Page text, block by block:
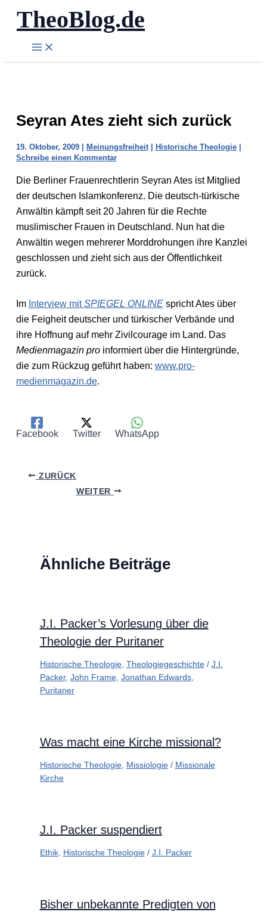
Zum
Inhalt
springen
TheoBlog.de
Seyran Ates zieht sich zurück
19. Oktober, 2009 | Meinungsfreiheit| Historische Theologie|
Schreibe einen Kommentar
Die Berliner Frauenrechtlerin Seyran Ates ist Mitglied
der deutschen Islamkonferenz. Die deutsch-türkische
Anwältin kämpft seit 20 Jahren für die Rechte
muslimischer Frauen in Deutschland. Nun hat die
Anwältin wegen mehrerer Morddrohungen ihre Kanzlei
geschlossen und zieht sich aus der Öffentlichkeit
zurück.
Im Interview mitSPIEGEL ONLINEspricht Ates über
die Feigheit deutscher und türkischer Verbände und
ihre Hoffnung auf mehr Zivilcourage im Land. Das
Medienmagazin proinformiert über die Hintergründe,
die zum Rückzug geführt haben: www.pro-
medienmagazin.de.
Facebook Twitter WhatsApp
ZURÜCK
WEITER
Ähnliche Beiträge
J.I. Packer’s Vorlesung über die
Theologie der Puritaner
Historische Theologie, Theologiegeschichte/ J.I.
Packer, John Frame, Jonathan Edwards,
Puritaner
Was macht eine Kirche missional?
Historische Theologie, Missiologie/ Missionale
Kirche
J.I. Packer suspendiert
Ethik, Historische Theologie/ J.I. Packer
Bisher unbekannte Predigten von